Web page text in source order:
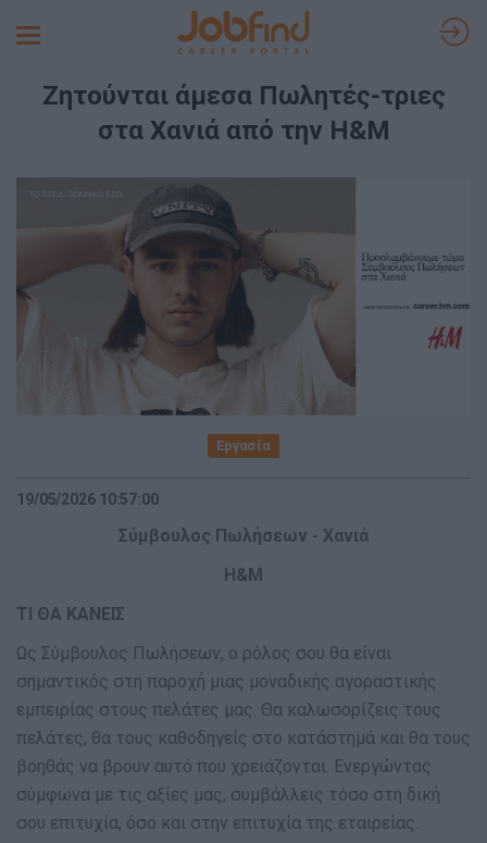
Toggle
Ζητούνται άμεσα Πωλητές-τριες
στα Χανιά από την H&M
Εργασία
19/05/2026 10:57:00
Σύμβουλος Πωλήσεων - Χανιά
H&M
ΤΙ ΘΑ ΚΑΝΕΙΣ
Ως Σύμβουλος Πωλήσεων, ο ρόλος σου θα είναι
σημαντικός στη παροχή μιας μοναδικής αγοραστικής
εμπειρίας στους πελάτες μας. Θα καλωσορίζεις τους
πελάτες, θα τους καθοδηγείς στο κατάστημά και θα τους
βοηθάς να βρουν αυτό που χρειάζονται. Ενεργώντας
σύμφωνα με τις αξίες μας, συμβάλλεις τόσο στη δική
σου επιτυχία, όσο και στην επιτυχία της εταιρείας.